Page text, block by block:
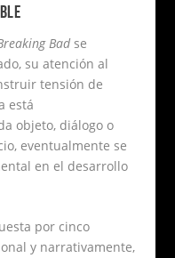
Badse
su atención al
tensión de
está
objeto, diálogo o
eventualmente se
en el desarrollo
por cinco
y narrativamente,